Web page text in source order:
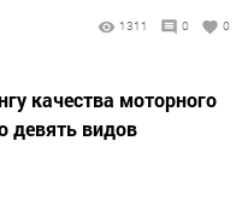
1311 0 0
качества моторного
девять видов